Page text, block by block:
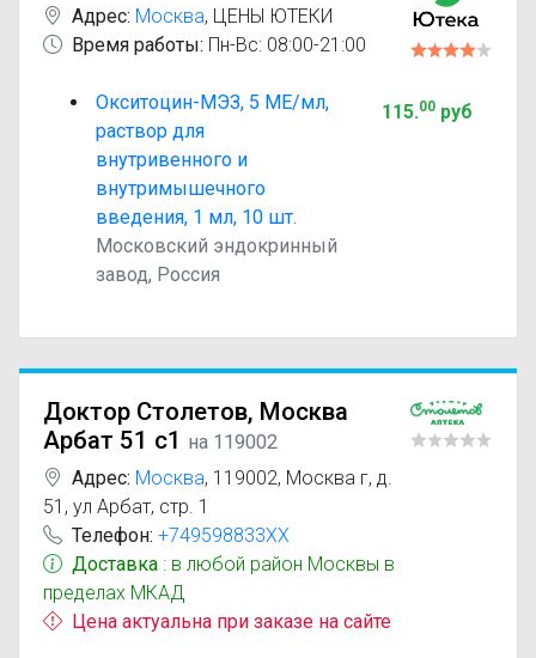
Адрес: Москва, ЦЕНЫ ЮТЕКИ
Время работы: Пн-Вс: 08:00-21:00
Окситоцин-МЭЗ, 5 МЕ/мл,
раствор для
внутривенного и
внутримышечного
введения, 1 мл, 10 шт.
Московский эндокринный
завод, Россия
115.00руб
Доктор Столетов, Москва
Арбат 51 с1 на 119002
Адрес: Москва, 119002, Москва г, д.
51, ул Арбат, стр. 1
Телефон: +749598833XX
Доставка : в любой район Москвы в
пределах МКАД
Цена актуальна при заказе на сайте